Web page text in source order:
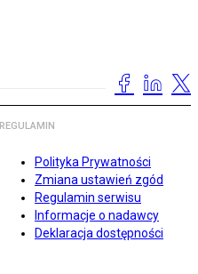
REGULAMIN
Polityka Prywatności
Zmiana ustawień zgód
Regulamin serwisu
Informacje o nadawcy
Deklaracja dostępności